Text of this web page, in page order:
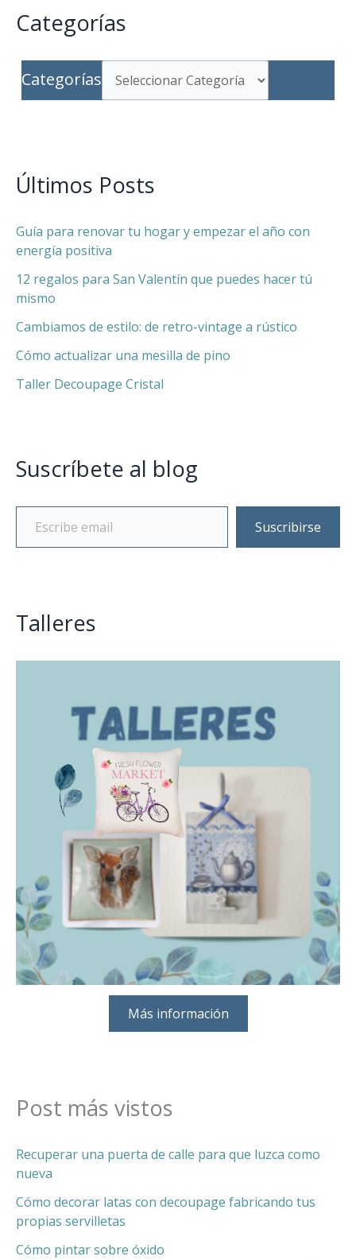
Categorías
Categorías
Últimos Posts
Guía para renovar tu hogar y empezar el año con
energía positiva
12 regalos para San Valentín que puedes hacer tú
mismo
Cambiamos de estilo: de retro-vintage a rústico
Cómo actualizar una mesilla de pino
Taller Decoupage Cristal
Suscríbete al blog
Suscribirse
Talleres
Más información
Post más vistos
Recuperar una puerta de calle para que luzca como
nueva
Cómo decorar latas con decoupage fabricando tus
propias servilletas
Cómo pintar sobre óxido